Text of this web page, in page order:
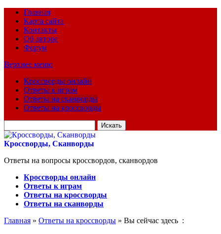
Главная
Карта сайта
Контакты
Об авторе
Форум
Верхнее меню
Кроссворды онлайн
Ответы к играм
Ответы на сканворды
Ответы на кроссворды
для:
Кроссворды, Сканворды
Ответы на вопросы кроссвордов, сканвордов
Кроссворды онлайн
Ответы к играм
Ответы на кроссворды
Ответы на сканворды
Главная » Ответы на кроссворды » Вы сейчас здесь :